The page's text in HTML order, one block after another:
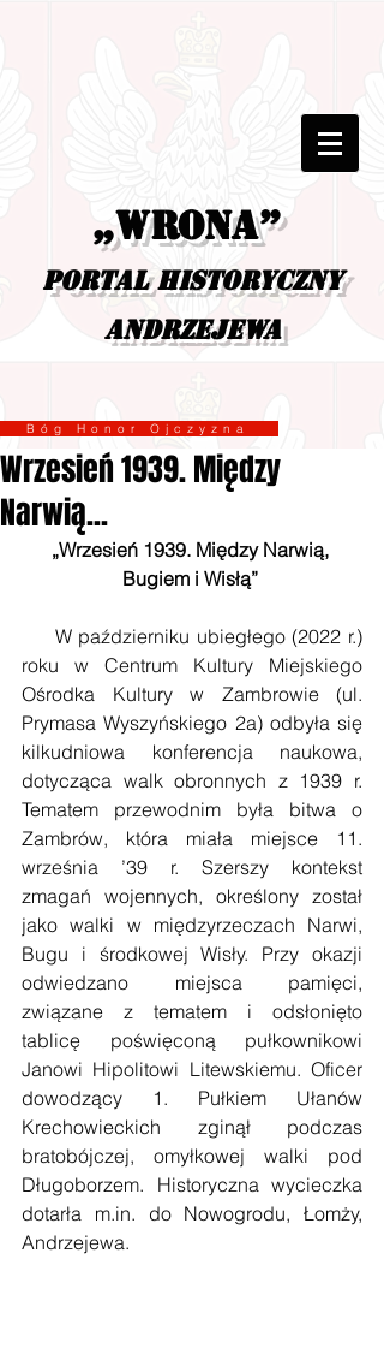
„Wrona”
portal historyczny
Andrzejewa
Honor Ojczyzna
Wrzesień 1939. Między
Narwią...
„Wrzesień 1939. Między Narwią,
Bugiem i Wisłą”
roku w Centrum Kultury Miejskiego
Ośrodka Kultury w Zambrowie (ul.
Prymasa Wyszyńskiego 2a) odbyła się
kilkudniowa konferencja naukowa,
dotycząca walk obronnych z 1939 r.
Tematem przewodnim była bitwa o
Zambrów, która miała miejsce 11.
września ’39 r. Szerszy kontekst
zmagań wojennych, określony został
jako walki w międzyrzeczach Narwi,
Bugu i środkowej Wisły. Przy okazji
odwiedzano miejsca pamięci,
związane z tematem i odsłonięto
tablicę poświęconą pułkownikowi
Janowi Hipolitowi Litewskiemu. Oficer
dowodzący 1. Pułkiem Ułanów
Krechowieckich zginął podczas
bratobójczej, omyłkowej walki pod
Długoborzem. Historyczna wycieczka
dotarła m.in. do Nowogrodu, Łomży,
Andrzejewa.